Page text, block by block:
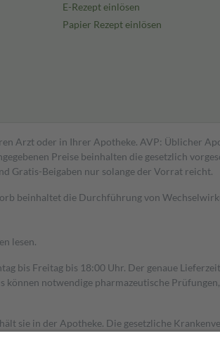
E-Rezept einlösen
Papier Rezept einlösen
Arzt oder in Ihrer Apotheke. AVP: Üblicher
Preise beinhalten die gesetzlich
Gratis-Beigaben nur solange der Vorrat reicht.
beinhaltet die Durchführung von
lesen.
bis Freitag bis 18:00 Uhr. Der genaue
notwendige pharmazeutische
sie in der Apotheke. Die gesetzliche